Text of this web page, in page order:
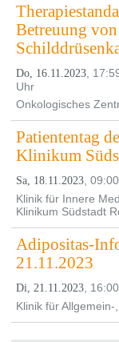
Betreuung
Do, 16.11.2023 ,
Uhr
Onkologisches
Patiententag
Klinikum
Sa, 18.11.2023 ,
Klinik für Innere
Klinikum Südstadt
Adipositas-
21.11.2023
Di, 21.11.2023 ,
Klinik für